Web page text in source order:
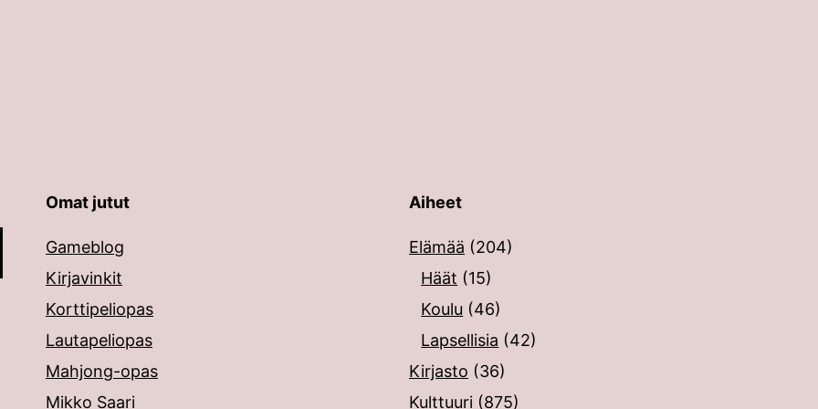
ylös ja alas ja siirtyä halutulle sivulle enterin painalluksella. Kosketusnäytöllisten laitteiden
Omat jutut
Gameblog
Kirjavinkit
Korttipeliopas
Lautapeliopas
Mahjong-opas
Mikko Saari
Aiheet
Elämää (204)
Häät (15)
Koulu (46)
Lapsellisia (42)
Kirjasto (36)
Kulttuuri (875)